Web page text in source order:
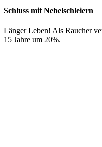
Schluss mit Nebelschleiern
Länger Leben! Als Raucher
15 Jahre um 20%.